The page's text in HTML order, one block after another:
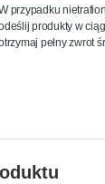
przypadku
produkty w
pełny zwrot